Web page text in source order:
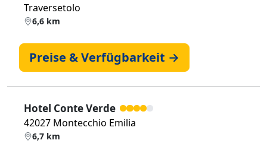
Traversetolo
6,6 km
Preise & Verfügbarkeit →
Hotel Conte Verde
42027 Montecchio Emilia
6,7 km